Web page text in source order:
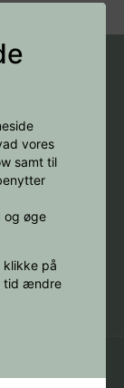
vores
samt til
og øge
på
tid ændre